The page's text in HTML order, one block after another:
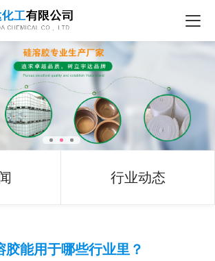
行业动态
胶能用于哪些行业里？